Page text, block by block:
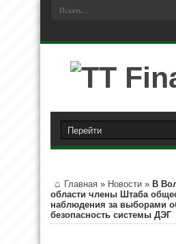
Главная » Новости » В
области члены Штаба
наблюдения за выборами
безопасность системы ДЭГ